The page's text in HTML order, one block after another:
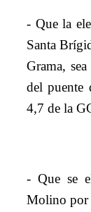
- Que la
Santa
Grama,
del puente
4,7 de la
- Que se
Molino por